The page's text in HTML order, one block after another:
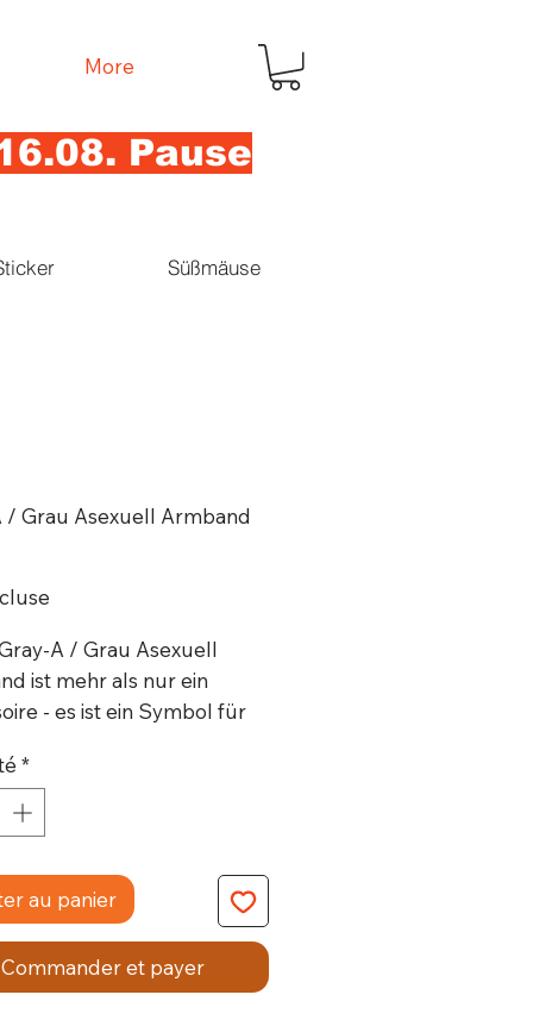
More
Pause
Süßmäuse
/ Grau Asexuell Armband
A / Grau Asexuell
ist mehr als nur ein
- es ist ein Symbol für
aus hochwertigem
und wird mit einem
sicher am
hält.
*
au panier
Commander et payer